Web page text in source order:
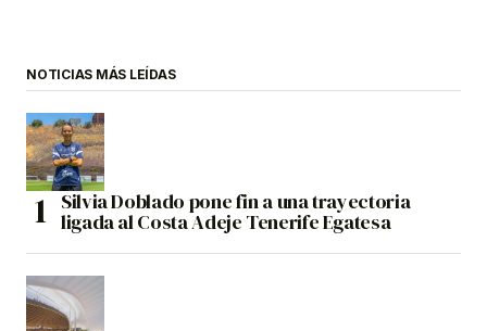
NOTICIAS MÁS LEÍDAS
Silvia Doblado pone fin a una trayectoria
ligada al Costa Adeje Tenerife Egatesa